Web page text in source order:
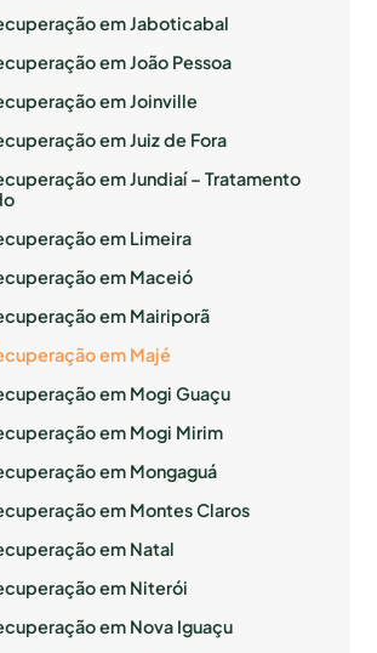
em Jaboticabal
em João Pessoa
em Joinville
em Juiz de Fora
em Jundiaí – Tratamento
em Limeira
em Maceió
em Mairiporã
em Majé
em Mogi Guaçu
em Mogi Mirim
em Mongaguá
em Montes Claros
em Natal
em Niterói
em Nova Iguaçu